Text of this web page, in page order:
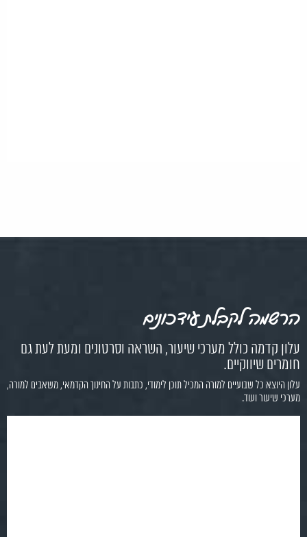
הרשמה לקבלת עידכונים
עלון קדמה כולל מערכי שיעור, השראה וסרטונים ומעת לעת גם
חומרים שיווקיים.
עלון היוצא כל שבועיים למורה המכיל תוכן לימודי, כתבות על החינוך הקדמאי, משאבים למורה,
מערכי שיעור ועוד.